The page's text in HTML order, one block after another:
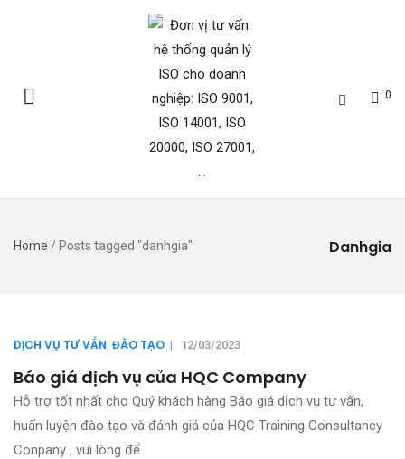
0
Danhgia
Home / Posts tagged "danhgia"
DỊCH VỤ TƯ VẤN, ĐÀO TẠO | 12/03/2023
Báo giá dịch vụ của HQC Company
Hỗ trợ tốt nhất cho Quý khách hàng Báo giá dịch vụ tư vấn,
huấn luyện đào tạo và đánh giá của HQC Training Consultancy
Conpany , vui lòng để